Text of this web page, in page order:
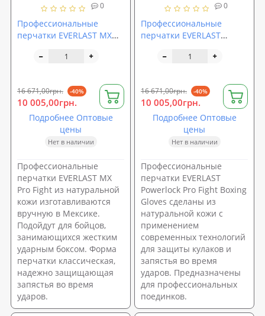
0
Профессиональные
перчатки EVERLAST MX
16 671,00грн. -40%
10 005,00грн.
Подробнее Оптовые
цены
Нет в наличии
Профессиональные
перчатки EVERLAST MX
Pro Fight из натуральной
кожи изготавливаются
вручную в Мексике.
Подойдут для бойцов,
занимающихся жестким
ударным боксом. Форма
перчатки классическая,
надежно защищающая
запястья во время
ударов.
0
Профессиональные
перчатки EVERLAST
Gloves
16 671,00грн. -40%
10 005,00грн.
Подробнее Оптовые
цены
Нет в наличии
Профессиональные
перчатки EVERLAST
Powerlock Pro Fight Boxing
Gloves сделаны из
натуральной кожи с
применением
современных технологий
для защиты кулаков и
запястья во время
ударов. Предназначены
для профессиональных
поединков.